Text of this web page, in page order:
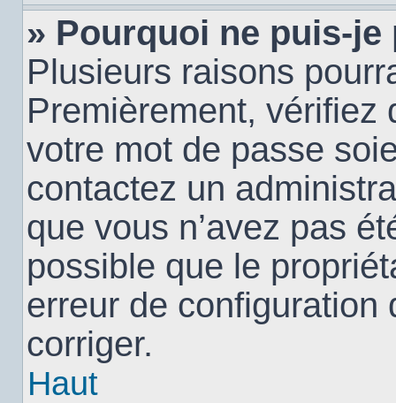
» Pourquoi ne puis-
Plusieurs raisons
Premièrement, vérifiez
votre mot de passe
contactez un
que vous n’avez pas
possible que le
erreur de configuration
corriger.
Haut